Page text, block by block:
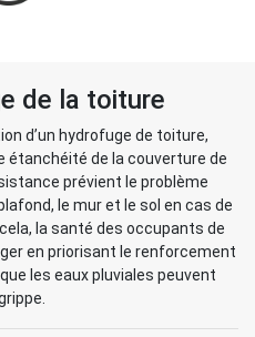
de la toiture
d’un hydrofuge de toiture,
étanchéité de la couverture de
prévient le problème
le mur et le sol en cas de
la santé des occupants de
en priorisant le renforcement
les eaux pluviales peuvent